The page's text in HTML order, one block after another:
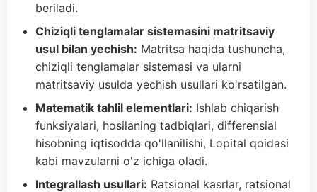
beriladi.
Chiziqli tenglamalar sistemasini matritsaviy
usul bilan yechish: Matritsa haqida tushuncha,
chiziqli tenglamalar sistemasi va ularni
matritsaviy usulda yechish usullari ko'rsatilgan.
Matematik tahlil elementlari: Ishlab chiqarish
funksiyalari, hosilaning tadbiqlari, differensial
hisobning iqtisodda qo'llanilishi, Lopital qoidasi
kabi mavzularni o'z ichiga oladi.
Integrallash usullari: Ratsional kasrlar, ratsional